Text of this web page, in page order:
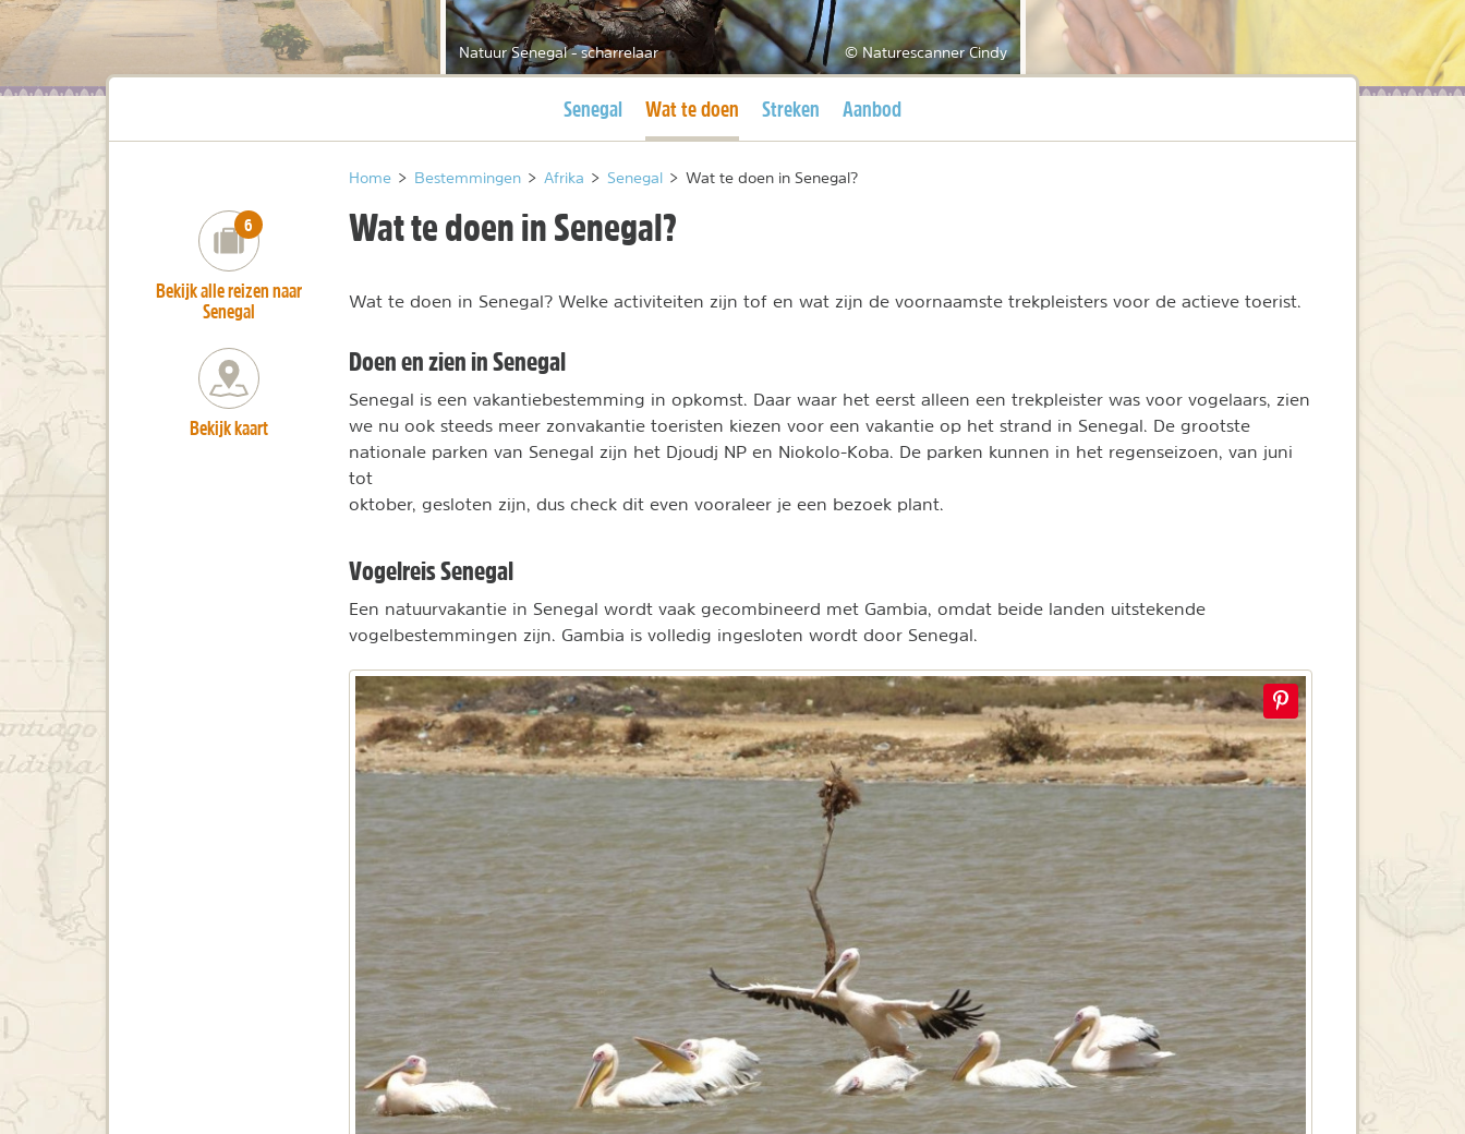
Natuur Senegal - scharrelaar © Naturescanner Cindy
Huidige pagina
Senegal Huidige pagina
Wat te doen Streken Aanbod
Home > Bestemmingen > Afrika > Senegal > Wat te doen in Senegal?
Wat te doen in Senegal?
Wat te doen in Senegal? Welke activiteiten zijn tof en wat zijn de voornaamste trekpleisters voor de actieve toerist.
Doen en zien in Senegal
Senegal is een vakantiebestemming in opkomst. Daar waar het eerst alleen een trekpleister was voor vogelaars, zien
we nu ook steeds meer zonvakantie toeristen kiezen voor een vakantie op het strand in Senegal. De grootste
nationale parken van Senegal zijn het Djoudj NP en Niokolo-Koba. De parken kunnen in het regenseizoen, van juni
tot
oktober, gesloten zijn, dus check dit even vooraleer je een bezoek plant.
Vogelreis Senegal
Een natuurvakantie in Senegal wordt vaak gecombineerd met Gambia, omdat beide landen uitstekende
vogelbestemmingen zijn. Gambia is volledig ingesloten wordt door Senegal.
number_of_trips:
6
Bekijk alle reizen naar
Senegal
Bekijk kaart